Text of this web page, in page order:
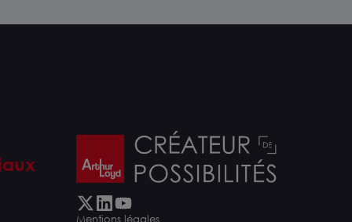
Mentions légales